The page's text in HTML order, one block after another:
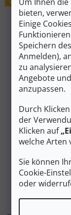
bieten,
Einige
Speichern
Anmelden),
zu
Angebote
anzupassen.
Durch
der
Klicken auf
welche Arten
Sie können
Cookie-
oder
TATONKA